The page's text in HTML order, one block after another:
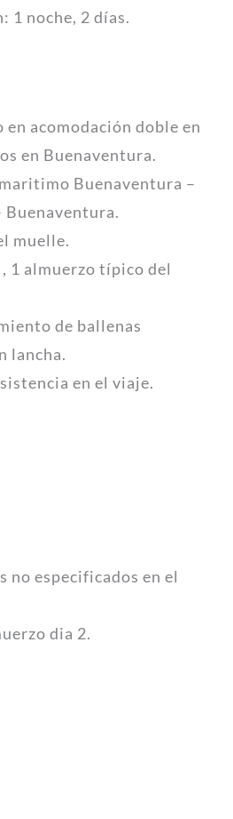
1 noche, 2 días.
acomodación doble en
en Buenaventura.
Buenaventura –
Buenaventura.
muelle.
1 almuerzo típico del
de ballenas
lancha.
en el viaje.
no especificados en el
dia 2.